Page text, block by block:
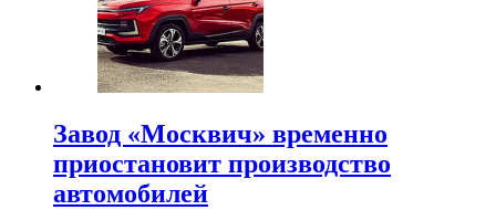
Завод «Москвич» временно
приостановит производство
автомобилей